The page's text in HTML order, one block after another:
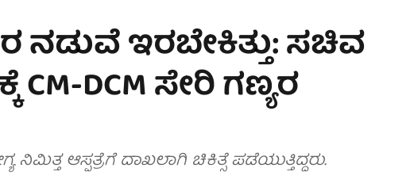
ನಡುವೆ ಇರಬೇಕಿತ್ತು: ಸಚಿವ
DCM ಸೇರಿ ಗಣ್ಯರ
ಆಸ್ಪತ್ರೆಗೆ ದಾಖಲಾಗಿ ಚಿಕಿತ್ಸೆ ಪಡೆಯುತ್ತಿದ್ದರು.